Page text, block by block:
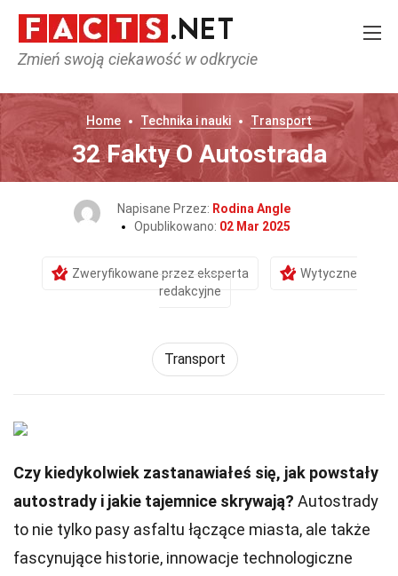
Zmień swoją ciekawość w odkrycie
Home Technika i nauki Transport
32 Fakty O Autostrada
Napisane Przez: Rodina Angle
Opublikowano: 02 Mar 2025
Zweryfikowane przez eksperta
Wytyczne
redakcyjne
Transport
Czy kiedykolwiek zastanawiałeś się, jak powstały
autostrady i jakie tajemnice skrywają? Autostrady
to nie tylko pasy asfaltu łączące miasta, ale także
fascynujące historie, innowacje technologiczne